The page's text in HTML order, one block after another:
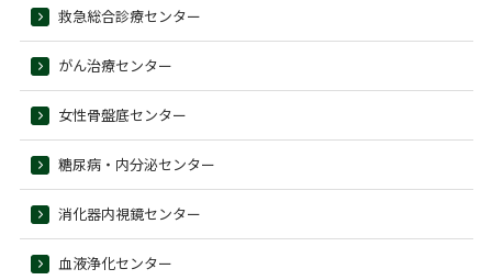
救急総合診療センター
がん治療センター
女性骨盤底センター
糖尿病・内分泌センター
消化器内視鏡センター
血液浄化センター